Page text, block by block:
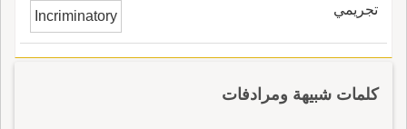
تجريمي Incriminatory
كلمات شبيهة ومرادفات